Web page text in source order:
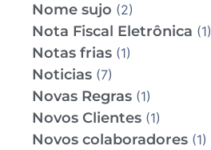
Nome sujo (2)
Nota Fiscal Eletrônica (1)
Notas frias (1)
Noticias (7)
Novas Regras (1)
Novos Clientes (1)
Novos colaboradores (1)